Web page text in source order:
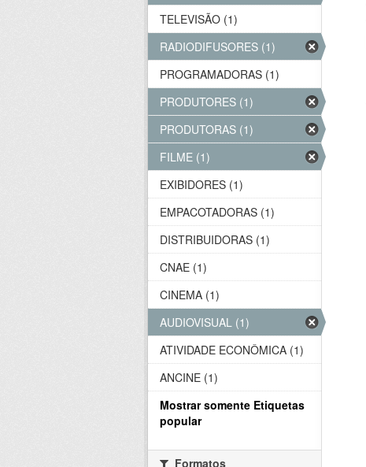
TELEVISÃO (1)
RADIODIFUSORES (1)
PROGRAMADORAS (1)
PRODUTORES (1)
PRODUTORAS (1)
FILME (1)
EXIBIDORES (1)
EMPACOTADORAS (1)
DISTRIBUIDORAS (1)
CNAE (1)
CINEMA (1)
AUDIOVISUAL (1)
ATIVIDADE ECONÔMICA (1)
ANCINE (1)
Mostrar somente Etiquetas
popular
Formatos